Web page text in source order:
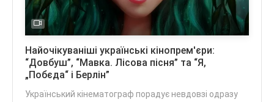
Найочікуваніші українські кінопрем'єри:
“Довбуш”, “Мавка. Лісова пісня” та “Я,
„Побєда“ і Берлін”
Український кінематограф порадує невдовзі одразу